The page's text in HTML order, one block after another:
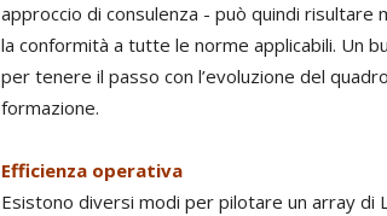
approccio di consulenza - può quindi risultare
la conformità a tutte le norme applicabili. Un
per tenere il passo con l’evoluzione del
formazione.
Efficienza operativa
Esistono diversi modi per pilotare un array di